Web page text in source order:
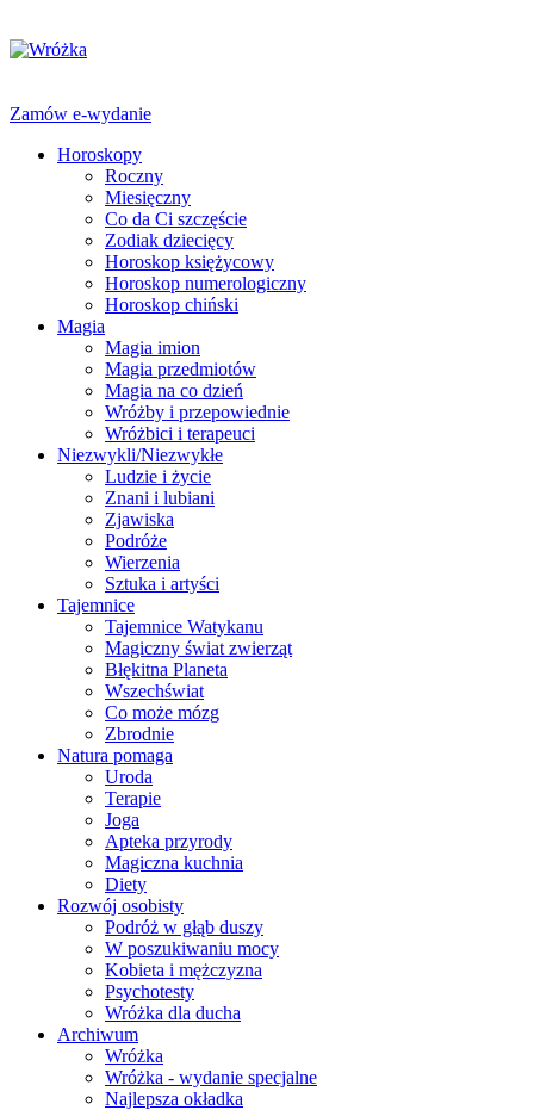
Zamów e-wydanie
Horoskopy
Roczny
Miesięczny
Co da Ci szczęście
Zodiak dziecięcy
Horoskop księżycowy
Horoskop numerologiczny
Horoskop chiński
Magia
Magia imion
Magia przedmiotów
Magia na co dzień
Wróżby i przepowiednie
Wróżbici i terapeuci
Niezwykli/Niezwykłe
Ludzie i życie
Znani i lubiani
Zjawiska
Podróże
Wierzenia
Sztuka i artyści
Tajemnice
Tajemnice Watykanu
Magiczny świat zwierząt
Błękitna Planeta
Wszechświat
Co może mózg
Zbrodnie
Natura pomaga
Uroda
Terapie
Joga
Apteka przyrody
Magiczna kuchnia
Diety
Rozwój osobisty
Podróż w głąb duszy
W poszukiwaniu mocy
Kobieta i mężczyzna
Psychotesty
Wróżka dla ducha
Archiwum
Wróżka
Wróżka - wydanie specjalne
Najlepsza okładka